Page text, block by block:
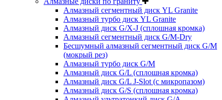
Алмазный сегментный диск YL Granite
Алмазный турбо диск YL Granite
Алмазный диск G/X-J (сплошная кромка)
Алмазный сегментный диск G/M-Dry
Бесшумный алмазный сегментный диск G/M
(мокрый рез)
Алмазный турбо диск G/M
Алмазный диск G/L (сплошная кромка)
Алмазный диск G/L J-Slot (с микропазом)
Алмазный диск G/S (сплошная кромка)